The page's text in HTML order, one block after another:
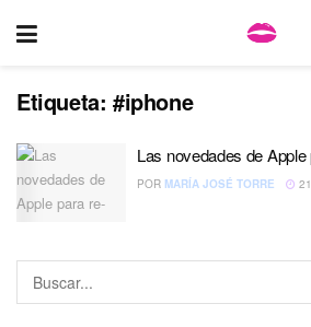
Etiqueta: #iphone
Las novedades de
POR MARÍA JOSÉ TORRE